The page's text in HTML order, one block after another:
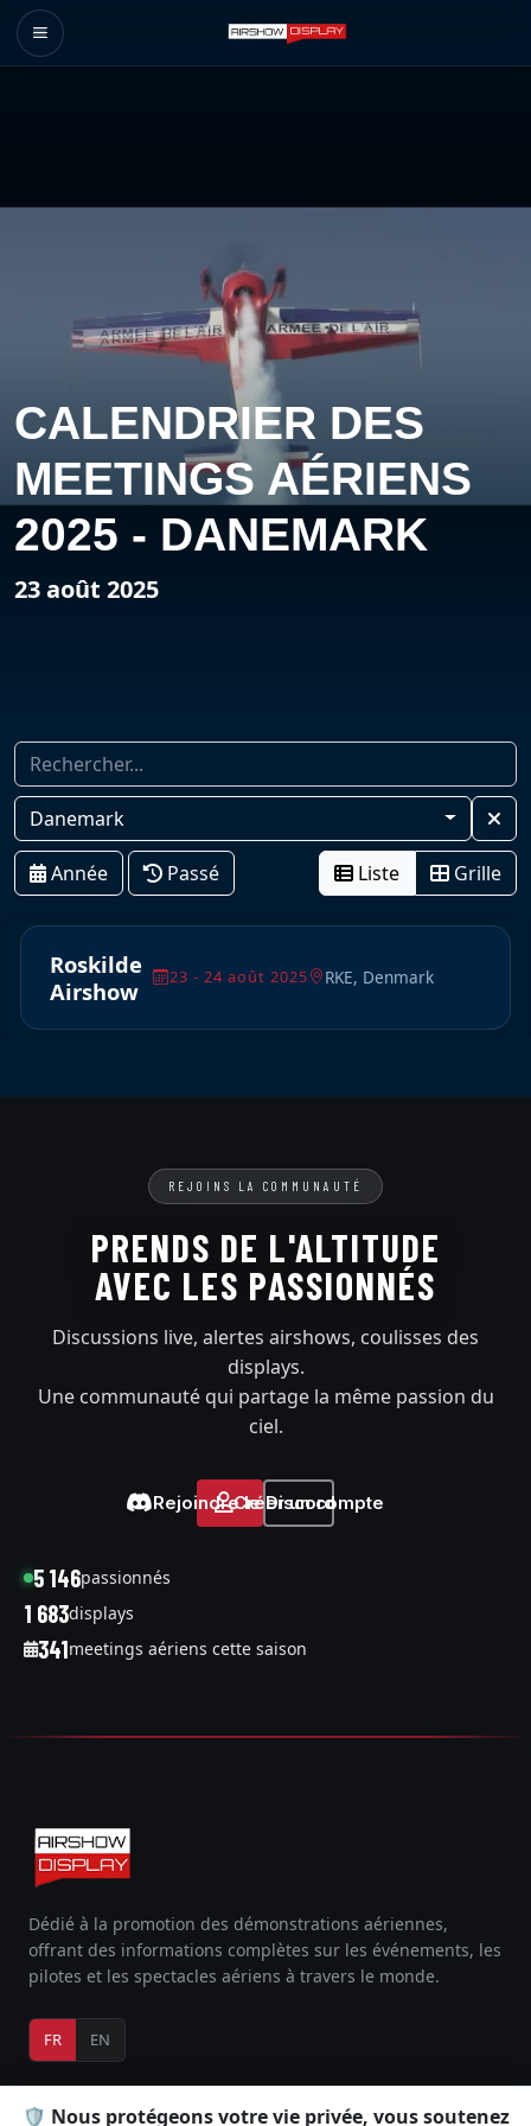
🛡️ Nous protégeons votre vie privée, vous soutenez
CALENDRIER DES
MEETINGS AÉRIENS
2025 - DANEMARK
23 août 2025
Danemark
Année Passé Liste Grille
23 - 24 août 2025
Roskilde
Airshow
RKE, Denmark
REJOINS LA COMMUNAUTÉ
PRENDS DE L'ALTITUDE
AVEC LES PASSIONNÉS
Discussions live, alertes airshows, coulisses des
displays.
Une communauté qui partage la même passion du
ciel.
Rejoindre le Discord
Créer un compte
5 146passionnés
1 683displays
341meetings aériens cette saison
Dédié à la promotion des démonstrations aériennes,
offrant des informations complètes sur les événements, les
pilotes et les spectacles aériens à travers le monde.
FR EN
EXPLORER